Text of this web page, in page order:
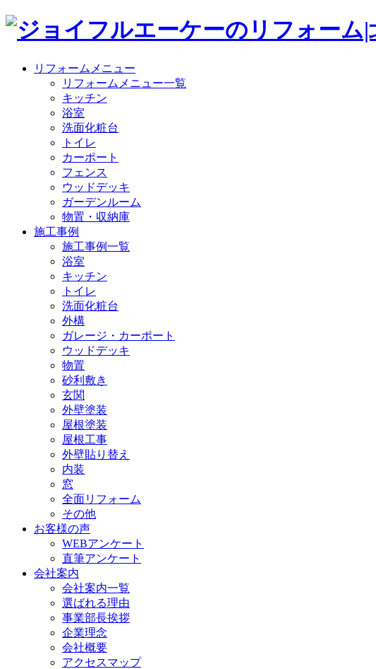
リフォームメニュー
リフォームメニュー一覧
キッチン
浴室
洗面化粧台
トイレ
カーポート
フェンス
ウッドデッキ
ガーデンルーム
物置・収納庫
施工事例
施工事例一覧
浴室
キッチン
トイレ
洗面化粧台
外構
ガレージ・カーポート
ウッドデッキ
物置
砂利敷き
玄関
外壁塗装
屋根塗装
屋根工事
外壁貼り替え
内装
窓
全面リフォーム
その他
お客様の声
WEBアンケート
直筆アンケート
会社案内
会社案内一覧
選ばれる理由
事業部長挨拶
企業理念
会社概要
アクセスマップ